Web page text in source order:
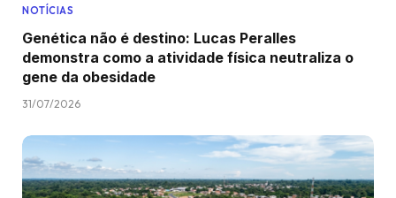
NOTÍCIAS
Genética não é destino: Lucas Peralles
demonstra como a atividade física neutraliza o
gene da obesidade
31/07/2026